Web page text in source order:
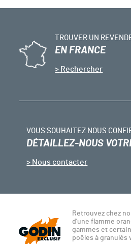
TROUVER UN
EN FRANCE
Rechercher
VOUS SOUHAITEZ NOUS
DÉTAILLEZ-NOUS
Nous contacter
Retrouvez chez
d’une flamme
gammes et
poêles à granulés